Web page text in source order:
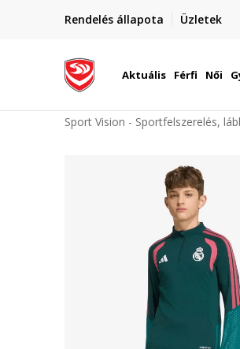
Rendelés állapota Üzletek
Szállítás
Aktuális Férfi Női
Sport Vision - Sportfelszerelés,